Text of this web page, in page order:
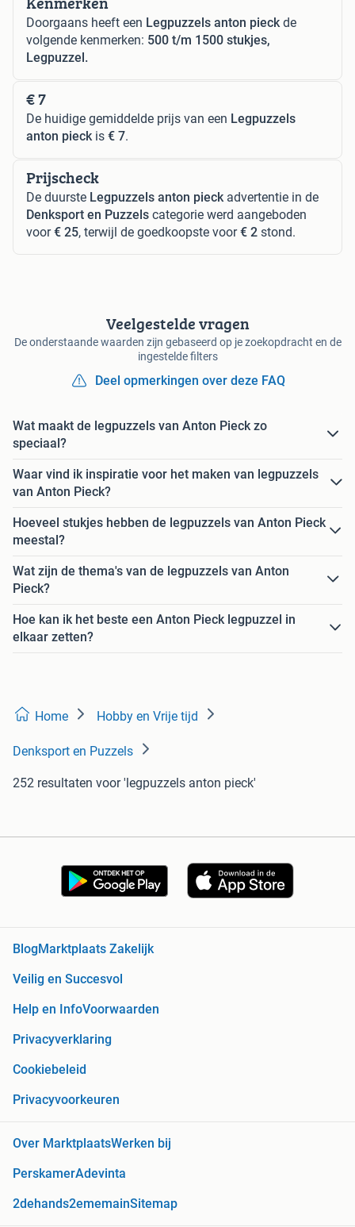
Doorgaans heeft een Legpuzzels anton pieck de
volgende kenmerken: 500 t/m 1500 stukjes,
Legpuzzel.
€ 7
De huidige gemiddelde prijs van een Legpuzzels
anton pieck is € 7.
Prijscheck
De duurste Legpuzzels anton pieck advertentie in de
Denksport en Puzzels categorie werd aangeboden
voor€ 25, terwijl de goedkoopste voor€ 2 stond.
Veelgestelde vragen
De onderstaande waarden zijn gebaseerd op je zoekopdracht en de
ingestelde filters
Deel opmerkingen over deze FAQ
Wat maakt de legpuzzels van Anton Pieck zo
speciaal?
Waar vind ik inspiratie voor het maken van legpuzzels
van Anton Pieck?
Hoeveel stukjes hebben de legpuzzels van Anton Pieck
meestal?
Wat zijn de thema's van de legpuzzels van Anton
Pieck?
Hoe kan ik het beste een Anton Pieck legpuzzel in
elkaar zetten?
Home Hobby en Vrije tijd
Denksport en Puzzels
252 resultaten voor 'legpuzzels anton pieck'
BlogMarktplaats Zakelijk
Veilig en Succesvol
Help en InfoVoorwaarden
Privacyverklaring
Cookiebeleid
Privacyvoorkeuren
Over MarktplaatsWerken bij
PerskamerAdevinta
2dehands2ememainSitemap